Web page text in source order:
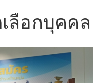
ลือกบุคคล